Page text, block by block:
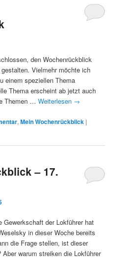
den Wochenrückblick
Vielmehr möchte ich
einem speziellen Thema
Thema erscheint ab jetzt auch
Themen …Weiterlesen →
,Mein Wochenrückblick |
– 17.
Gewerkschaft der Lokführer hat
in dieser Woche bereits
die Frage stellen, ist dieser
warum streiken die Lokführer